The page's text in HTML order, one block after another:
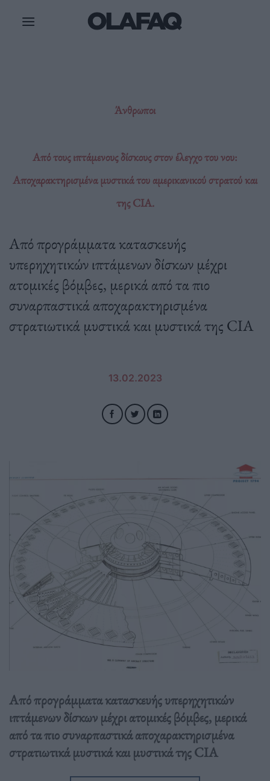
Άνθρωποι
Από τους ιπτάμενους δίσκους στον έλεγχο του νου:
Αποχαρακτηρισμένα μυστικά του αμερικανικού στρατού και
της CIA.
Από προγράμματα κατασκευής
υπερηχητικών ιπτάμενων δίσκων μέχρι
ατομικές βόμβες, μερικά από τα πιο
συναρπαστικά αποχαρακτηρισμένα
στρατιωτικά μυστικά και μυστικά της CIA
13.02.2023
Από προγράμματα κατασκευής υπερηχητικών
ιπτάμενων δίσκων μέχρι ατομικές βόμβες, μερικά
από τα πιο συναρπαστικά αποχαρακτηρισμένα
στρατιωτικά μυστικά και μυστικά της CIA